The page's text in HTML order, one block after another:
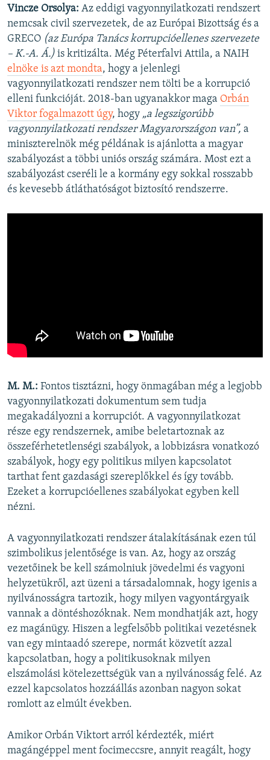
Vincze Orsolya: Az eddigi vagyonnyilatkozati rendszert
nemcsak civil szervezetek, de az Európai Bizottság és a
GRECO (az Európa Tanács korrupcióellenes szervezete
– K.-A. Á.) is kritizálta. Még Péterfalvi Attila, a NAIH
elnöke is azt mondta, hogy a jelenlegi
vagyonnyilatkozati rendszer nem tölti be a korrupció
elleni funkcióját. 2018-ban ugyanakkor maga Orbán
Viktor fogalmazott úgy, hogy „a legszigorúbb
vagyonnyilatkozati rendszer Magyarországon van”, a
miniszterelnök még példának is ajánlotta a magyar
szabályozást a többi uniós ország számára. Most ezt a
szabályozást cseréli le a kormány egy sokkal rosszabb
és kevesebb átláthatóságot biztosító rendszerre.
M. M.: Fontos tisztázni, hogy önmagában még a legjobb
vagyonnyilatkozati dokumentum sem tudja
megakadályozni a korrupciót. A vagyonnyilatkozat
része egy rendszernek, amibe beletartoznak az
összeférhetetlenségi szabályok, a lobbizásra vonatkozó
szabályok, hogy egy politikus milyen kapcsolatot
tarthat fent gazdasági szereplőkkel és így tovább.
Ezeket a korrupcióellenes szabályokat egyben kell
nézni.
A vagyonnyilatkozati rendszer átalakításának ezen túl
szimbolikus jelentősége is van. Az, hogy az ország
vezetőinek be kell számolniuk jövedelmi és vagyoni
helyzetükről, azt üzeni a társadalomnak, hogy igenis a
nyilvánosságra tartozik, hogy milyen vagyontárgyaik
vannak a döntéshozóknak. Nem mondhatják azt, hogy
ez magánügy. Hiszen a legfelsőbb politikai vezetésnek
van egy mintaadó szerepe, normát közvetít azzal
kapcsolatban, hogy a politikusoknak milyen
elszámolási kötelezettségük van a nyilvánosság felé. Az
ezzel kapcsolatos hozzáállás azonban nagyon sokat
romlott az elmúlt években.
Amikor Orbán Viktort arról kérdezték, miért
magángéppel ment focimeccsre, annyit reagált, hogy